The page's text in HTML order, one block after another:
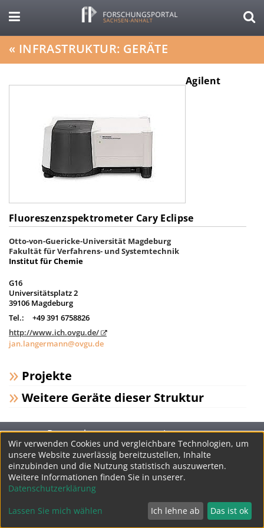
« INFRASTRUKTUR: GERÄTE
Agilent
Fluoreszenzspektrometer Cary Eclipse
Otto-von-Guericke-Universität Magdeburg
Fakultät für Verfahrens- und Systemtechnik
Institut für Chemie
G16
Universitätsplatz 2
39106 Magdeburg
Tel.:
+49 391 6758826
http://www.ich.ovgu.de/
jan.langermann@ovgu.de
Projekte
Weitere Geräte dieser Struktur
Datenschutz Impressum
Wir verwenden Cookies und vergleichbare Technologien, um
unsere Website zuverlässig bereitzustellen, Inhalte
einzubinden und die Nutzung statistisch auszuwerten.
Weitere Informationen finden Sie in unserer.
Datenschutzerklärung
Lassen Sie mich wählen Ich lehne ab Das ist ok